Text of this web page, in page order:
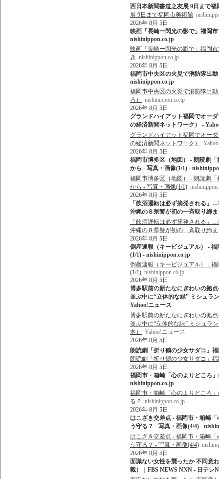
西日本新聞書道之友展 9日まで
展 9日まで福岡市美術館
2026年 8月 5日
映画「長崎ー閃光の影で」福岡
nishinippon.co.jp
映画「長崎ー閃光の影で」福岡
き nishinippon.co.jp
2026年 8月 5日
福岡市中央区の火災で消防隊出
nishinippon.co.jp
福岡市中央区の火災で消防隊出
ろ）
nishinippon.co.jp
2026年 8月 5日
グランドハイアット福岡でオー
の経済新聞ネットワーク） -
グランドハイアット福岡でオー
の経済新聞ネットワーク）
2026年 8月 5日
福岡市博多区（地図） - 朗読劇
から - 写真・画像(1/1) -
福岡市博多区（地図） - 朗読劇
から - 写真・画像(1/1)
2026年 8月 5日
「飲酒運転は必ず摘発される」
沖縄の８県警が初の一斉取り締
「飲酒運転は必ず摘発される」
沖縄の８県警が初の一斉取り締
2026年 8月 5日
倒産速報（キービジュアル） -
(1/1) - nishinippon.co.jp
倒産速報（キービジュアル） -
(1/1) nishinippon.co.jp
2026年 8月 5日
博多駅前の新たなにぎわいの拠
並ぶ中に“立体的な緑” ミシュラ
Yahoo!ニュース
博多駅前の新たなにぎわいの拠
並ぶ中に“立体的な緑” ミシュラ
本）
Yahoo!ニュース
2026年 8月 5日
朗読劇「折り鶴の少女サダコ」
朗読劇「折り鶴の少女サダコ」
2026年 8月 5日
福岡市・箱崎「心のよりどころ
nishinippon.co.jp
福岡市・箱崎「心のよりどころ
る？
nishinippon.co.jp
2026年 8月 5日
はこざき交差点 - 福岡市・箱崎
う守る？ - 写真・画像(4/4) -
はこざき交差点 - 福岡市・箱崎
う守る？ - 写真・画像(4/4)
2026年 8月 5日
面識ない女性を襲ったか 不同意
載）｜FBS NEWS NNN - 日テレ